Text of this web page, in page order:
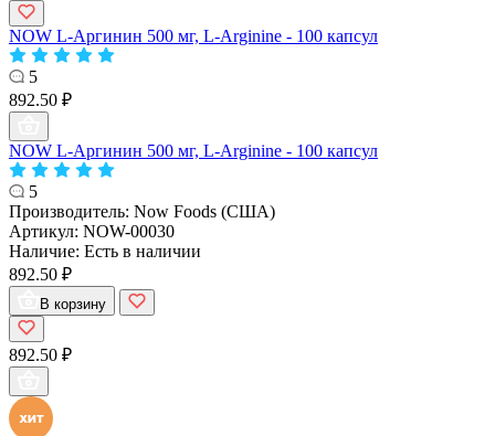
NOW L-Аргинин 500 мг, L-Arginine - 100 капсул
5
892.50 ₽
NOW L-Аргинин 500 мг, L-Arginine - 100 капсул
5
Производитель: Now Foods (США)
Артикул: NOW-00030
Наличие: Есть в наличии
892.50 ₽
В корзину
892.50 ₽